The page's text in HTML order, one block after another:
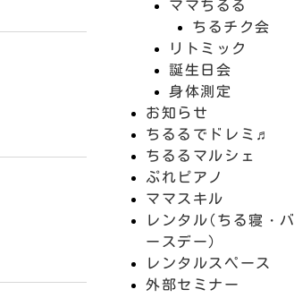
ママちるる
ちるチク会
リトミック
誕生日会
身体測定
お知らせ
ちるるでドレミ♬
ちるるマルシェ
ぷれピアノ
ママスキル
レンタル(ちる寝・バ
ースデー)
レンタルスペース
外部セミナー